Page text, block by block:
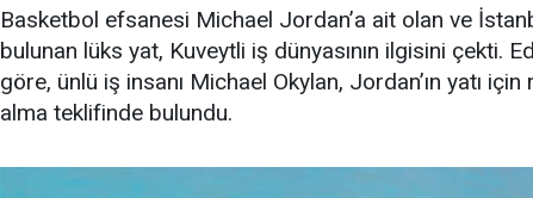
Basketbol efsanesi Michael Jordan’a ait olan ve
bulunan lüks yat, Kuveytli iş dünyasının ilgisini çekti.
göre, ünlü iş insanı Michael Okylan, Jordan’ın yatı için
alma teklifinde bulundu.